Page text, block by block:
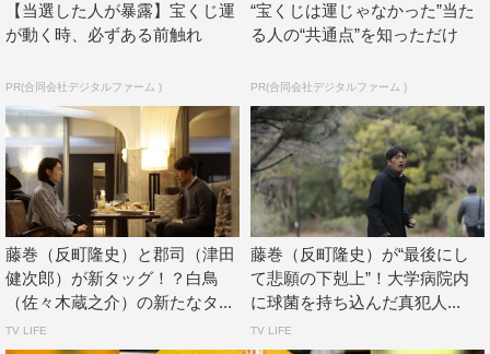
外な真相”が隠されていたことが明らかとなる!?
【当選した人が暴露】宝くじ運
が動く時、必ずある前触れ
PR(合同会社デジタルファーム )
“宝くじは運じゃなかった”当た
る人の“共通点”を知っただけ
PR(合同会社デジタルファーム )
藤巻（反町隆史）と郡司（津田
健次郎）が新タッグ！？白鳥
（佐々木蔵之介）の新たなタ...
TV LIFE
藤巻（反町隆史）が“最後にし
て悲願の下剋上”！大学病院内
に球菌を持ち込んだ真犯人...
TV LIFE